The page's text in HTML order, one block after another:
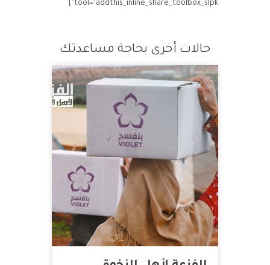
tool="addthis_inline_share_toolbox_slpk"]
حالات أخرى بحاجة مساعدتك